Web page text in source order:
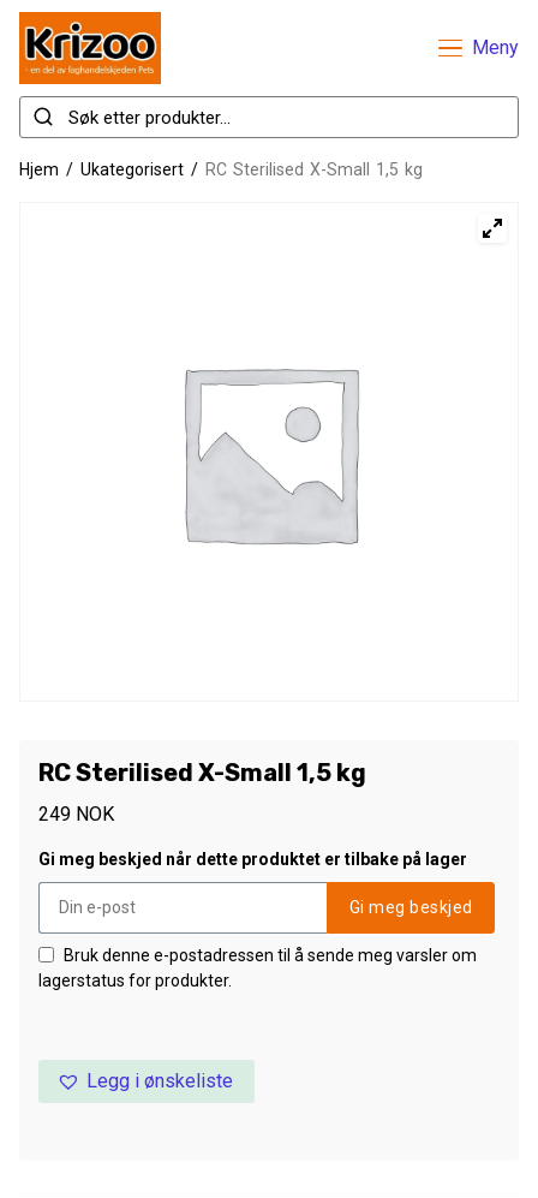
Meny
Hjem / Ukategorisert / RC Sterilised X-Small 1,5 kg
RC Sterilised X-Small 1,5 kg
249 NOK
Gi meg beskjed når dette produktet er tilbake på lager
Gi meg beskjed
Bruk denne e-postadressen til å sende meg varsler om
lagerstatus for produkter.
Legg i ønskeliste